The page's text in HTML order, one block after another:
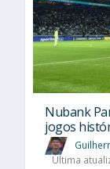
Nubank
jogos
Última